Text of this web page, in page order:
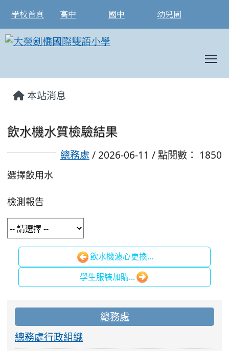
學校首頁 高中 國中 幼兒園
本站消息
飲水機水質檢驗結果
總務處 / 2026-06-11 / 點閱數： 1850
選擇飲用水
檢測報告
飲水機濾心更換...
學生服裝加購...
總務處
總務處行政組織